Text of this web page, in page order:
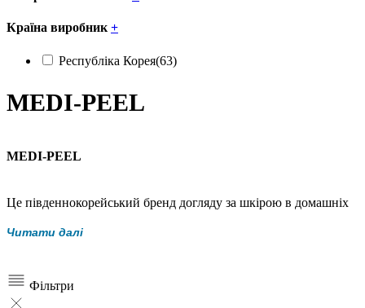
Країна виробник +
Республіка Корея(63)
MEDI-PEEL
MEDI-PEEL
Це південнокорейський бренд догляду за шкірою в домашніх
експертів у галузі космецевтики.
Читати далі
Фільтри